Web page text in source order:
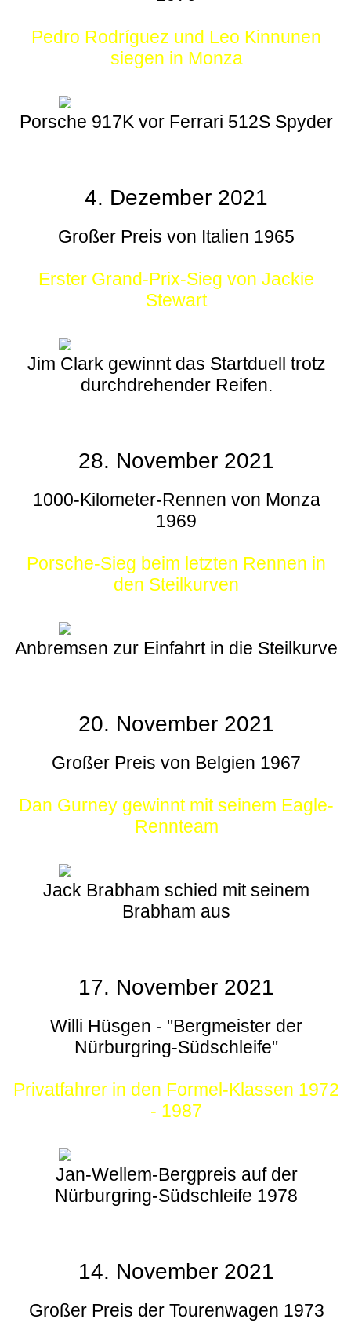
Pedro Rodríguez und Leo Kinnunen
siegen in Monza
Porsche 917K vor Ferrari 512S Spyder
4. Dezember 2021
Großer Preis von Italien 1965
Erster Grand-Prix-Sieg von Jackie
Stewart
Jim Clark gewinnt das Startduell trotz
durchdrehender Reifen.
28. November 2021
1000-Kilometer-Rennen von Monza
1969
Porsche-Sieg beim letzten Rennen in
den Steilkurven
Anbremsen zur Einfahrt in die Steilkurve
20. November 2021
Großer Preis von Belgien 1967
Dan Gurney gewinnt mit seinem Eagle-
Rennteam
Jack Brabham schied mit seinem
Brabham aus
17. November 2021
Willi Hüsgen - "Bergmeister der
Nürburgring-Südschleife"
Privatfahrer in den Formel-Klassen 1972
- 1987
Jan-Wellem-Bergpreis auf der
Nürburgring-Südschleife 1978
14. November 2021
Großer Preis der Tourenwagen 1973